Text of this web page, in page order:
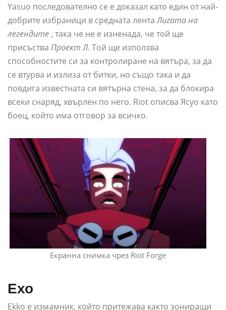
Yasuo последователно се е доказал като един от най-
добрите избраници в средната лентаЛигата на
легендите , така че не е изненада, че той ще
присъства Проект Л. Той ще използва
способностите си за контролиране на вятъра, за да
се втурва и излиза от битки, но също така и да
повдига известната си вятърна стена, за да блокира
всеки снаряд, хвърлен по него. Riot описва Ясуо като
боец, който има отговор за всичко.
Екранна снимка чрез Riot Forge
Ехо
Ekko е измамник, който притежава както зониращи